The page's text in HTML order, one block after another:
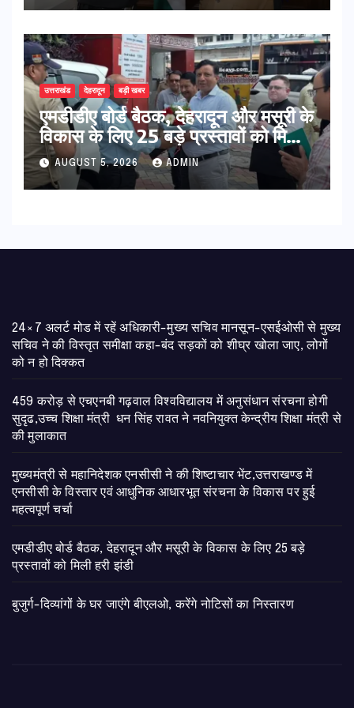
उत्तराखंड देहरादून बड़ी खबर
एमडीडीए बोर्ड बैठक, देहरादून और मसूरी के
विकास के लिए 25 बड़े प्रस्तावों को मिली
हरी झंडी
AUGUST 5, 2026 ADMIN
24×7 अलर्ट मोड में रहें अधिकारी-मुख्य सचिव मानसून-एसईओसी से मुख्य
सचिव ने की विस्तृत समीक्षा कहा-बंद सड़कों को शीघ्र खोला जाए, लोगों
को न हो दिक्कत
459 करोड़ से एचएनबी गढ़वाल विश्वविद्यालय में अनुसंधान संरचना होगी
सुदृढ,उच्च शिक्षा मंत्री धन सिंह रावत ने नवनियुक्त केन्द्रीय शिक्षा मंत्री से
की मुलाकात
मुख्यमंत्री से महानिदेशक एनसीसी ने की शिष्टाचार भेंट,उत्तराखण्ड में
एनसीसी के विस्तार एवं आधुनिक आधारभूत संरचना के विकास पर हुई
महत्वपूर्ण चर्चा
एमडीडीए बोर्ड बैठक, देहरादून और मसूरी के विकास के लिए 25 बड़े
प्रस्तावों को मिली हरी झंडी
बुजुर्ग-दिव्यांगों के घर जाएंगे बीएलओ, करेंगे नोटिसों का निस्तारण